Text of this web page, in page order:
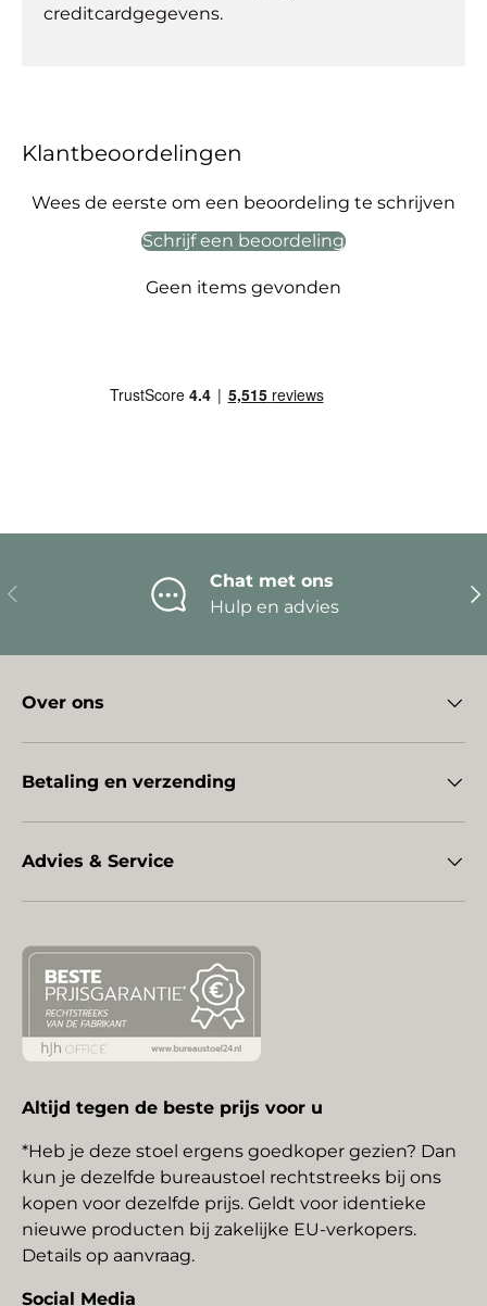
creditcardgegevens.
Klantbeoordelingen
Wees de eerste om een beoordeling te schrijven
Schrijf een beoordeling
Geen items gevonden
Vorige
Chat met ons
Hulp en advies
Over ons
Betaling en verzending
Advies & Service
Altijd tegen de beste prijs voor u
*Heb je deze stoel ergens goedkoper gezien? Dan
kun je dezelfde bureaustoel rechtstreeks bij ons
kopen voor dezelfde prijs. Geldt voor identieke
nieuwe producten bij zakelijke EU-verkopers.
Details op aanvraag.
Social Media